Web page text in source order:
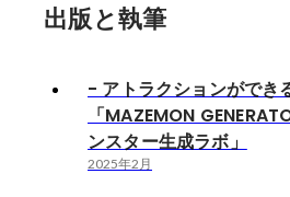
出版と執筆
- アトラクションができ
「MAZEMON
ンスター生成ラボ」
2025年2月